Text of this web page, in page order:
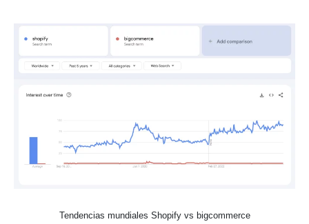
Tendencias mundiales Shopify vs bigcommerce